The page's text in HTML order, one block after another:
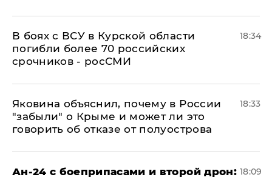
В боях с ВСУ в Курской области
погибли более 70 российских
срочников - росСМИ
18:34
Яковина объяснил, почему в России
"забыли" о Крыме и может ли это
говорить об отказе от полуострова
18:33
Ан-24 с боеприпасами и второй дрон: 18:09